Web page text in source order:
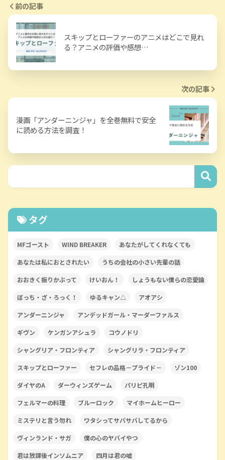
前の記事
スキップとローファーのアニメはどこで見れ
る？アニメの評価や感想…
次の記事
漫画「アンダーニンジャ」を全巻無料で安全
に読める方法を調査！
タグ
MFゴースト WIND BREAKER あなたがしてくれなくても
あなたは私におとされたい うちの会社の小さい先輩の話
おおきく振りかぶって けいおん！ しょうもない僕らの恋愛論
ぼっち・ざ・ろっく！ ゆるキャン△ アオアシ
アンダーニンジャ アンデッドガール・マーダーファルス
ギヴン ケンガンアシュラ コウノドリ
シャングリア・フロンティア シャングリラ・フロンティア
スキップとローファー セフレの品格－プライド－ ゾン100
ダイヤのA ダーウィンズゲーム パリピ孔明
フェルマーの料理 ブルーロック マイホームヒーロー
ミステリと言う勿れ ワタシってサバサバしてるから
ヴィンランド・サガ 僕の心のヤバイやつ
君は放課後インソムニア 四月は君の嘘